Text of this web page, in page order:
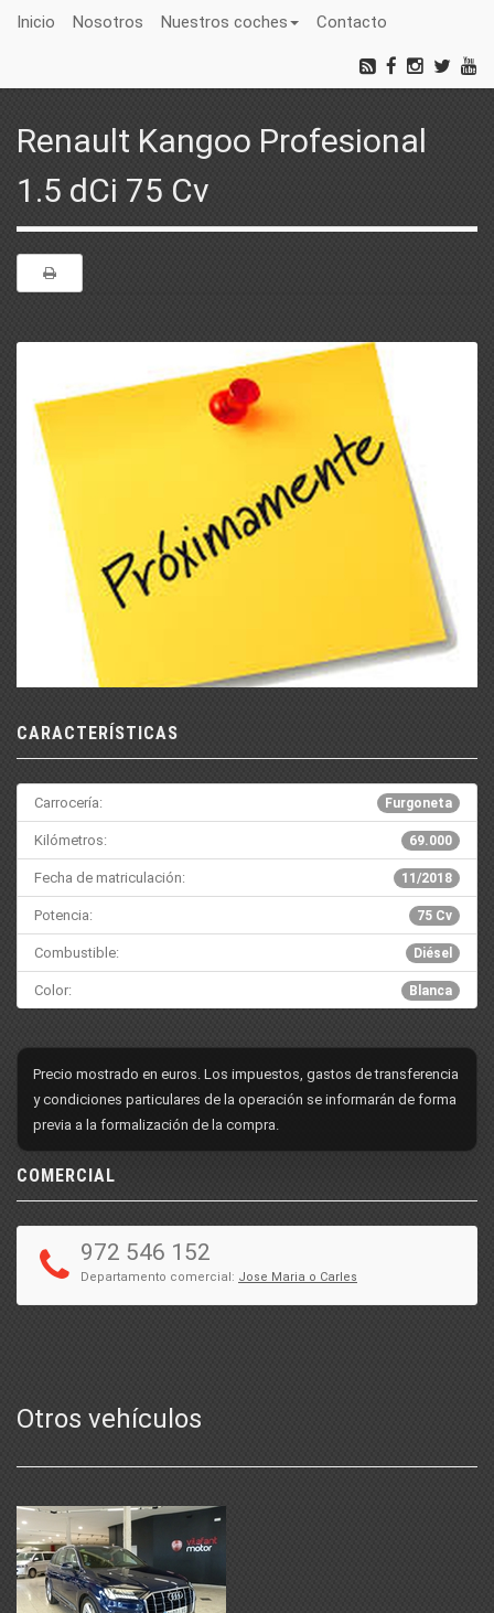
Inicio Nosotros Nuestros coches Contacto
Renault Kangoo Profesional
1.5 dCi 75 Cv
CARACTERÍSTICAS
Carrocería: Furgoneta
Kilómetros: 69.000
Fecha de matriculación: 11/2018
Potencia: 75 Cv
Combustible: Diésel
Color: Blanca
Precio mostrado en euros. Los impuestos, gastos de transferencia
y condiciones particulares de la operación se informarán de forma
previa a la formalización de la compra.
COMERCIAL
972 546 152
Departamento comercial: Jose Maria o Carles
Otros vehículos